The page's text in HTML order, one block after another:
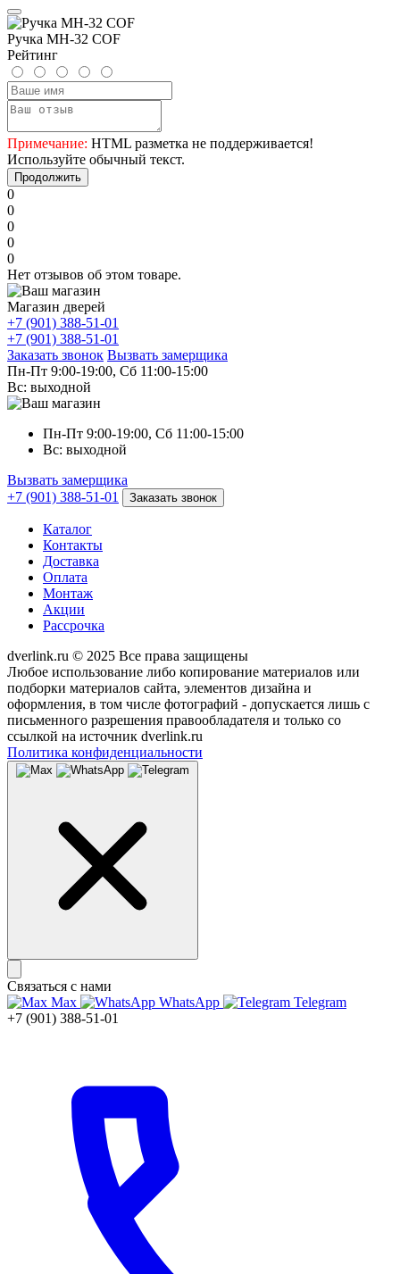
Ручка MH-32 COF
Рейтинг
Примечание: HTML разметка не поддерживается!
Используйте обычный текст.
Продолжить
0
0
0
0
0
Нет отзывов об этом товаре.
Магазин дверей
+7 (901) 388-51-01
+7 (901) 388-51-01
Заказать звонок Вызвать замерщика
Пн-Пт 9:00-19:00, Сб 11:00-15:00
Вс: выходной
Пн-Пт 9:00-19:00, Сб 11:00-15:00
Вс: выходной
Вызвать замерщика
+7 (901) 388-51-01
Заказать звонок
Каталог
Контакты
Доставка
Оплата
Монтаж
Акции
Рассрочка
dverlink.ru © 2025 Все права защищены
Любое использование либо копирование материалов или
подборки материалов сайта, элементов дизайна и
оформления, в том числе фотографий - допускается лишь с
письменного разрешения правообладателя и только со
ссылкой на источник dverlink.ru
Политика конфиденциальности
Связаться с нами
Max
WhatsApp
Telegram
+7 (901) 388-51-01